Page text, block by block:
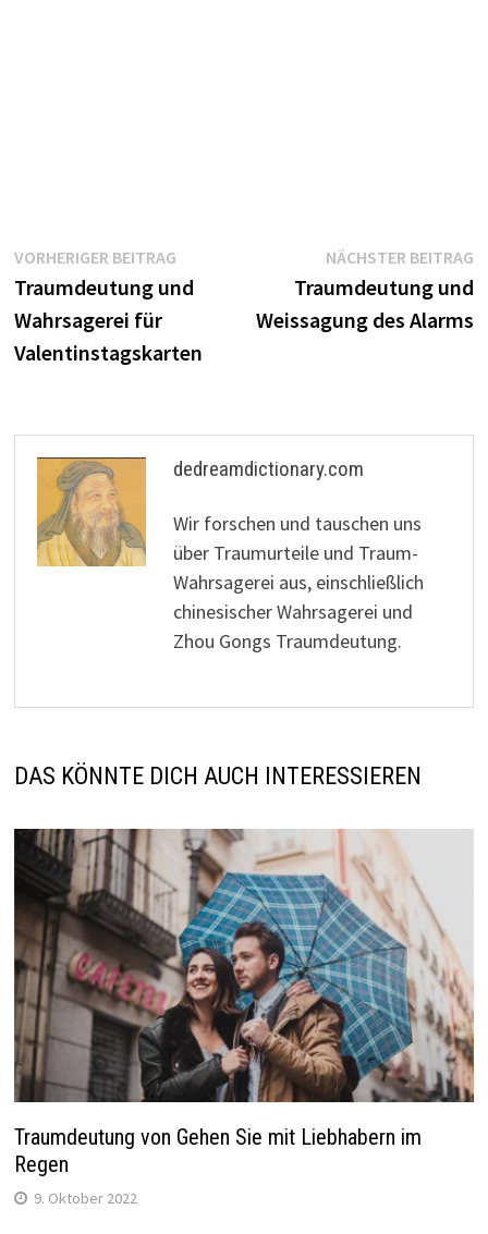
Beitragsnavigation
VORHERIGER BEITRAGVorheriger
Beitrag:
Traumdeutung und
Wahrsagerei für
Valentinstagskarten
NÄCHSTER BEITRAG
Traumdeutung und
Weissagung des Alarms
dedreamdictionary.com
Wir forschen und tauschen uns
über Traumurteile und Traum-
Wahrsagerei aus, einschließlich
chinesischer Wahrsagerei und
Zhou Gongs Traumdeutung.
DAS KÖNNTE DICH AUCH INTERESSIEREN
Traumdeutung von Gehen Sie mit Liebhabern im
Regen
9. Oktober 2022